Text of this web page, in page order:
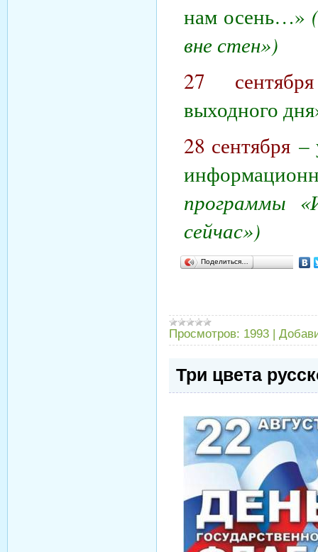
нам осень…»
вне стен»)
27 сентября
выходного
28 сентября –
программы
сейчас»)
Поделиться…
Просмотров: 1993 |
Три цвета